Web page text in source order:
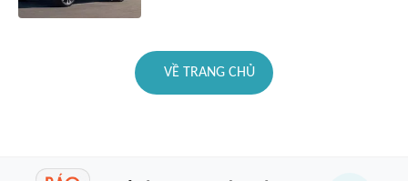
VỀ TRANG CHỦ